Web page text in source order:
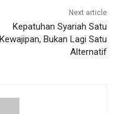
Next article
Kepatuhan Syariah Satu
Kewajipan, Bukan Lagi Satu
Alternatif